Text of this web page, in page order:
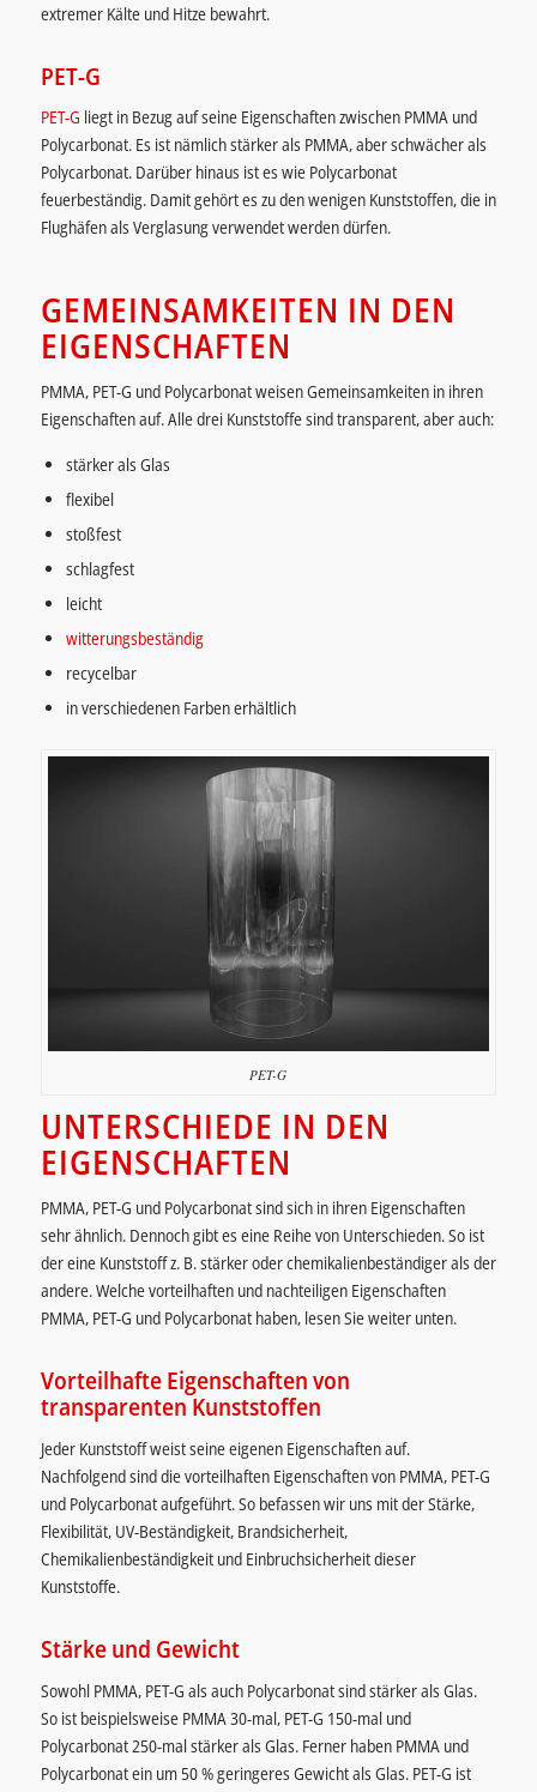
extremer Kälte und Hitze bewahrt.
PET-G
PET-G liegt in Bezug auf seine Eigenschaften zwischen PMMA und
Polycarbonat. Es ist nämlich stärker als PMMA, aber schwächer als
Polycarbonat. Darüber hinaus ist es wie Polycarbonat
feuerbeständig. Damit gehört es zu den wenigen Kunststoffen, die in
Flughäfen als Verglasung verwendet werden dürfen.
GEMEINSAMKEITEN IN DEN
EIGENSCHAFTEN
PMMA, PET-G und Polycarbonat weisen Gemeinsamkeiten in ihren
Eigenschaften auf. Alle drei Kunststoffe sind transparent, aber auch:
stärker als Glas
flexibel
stoßfest
schlagfest
leicht
witterungsbeständig
recycelbar
in verschiedenen Farben erhältlich
PET-G
UNTERSCHIEDE IN DEN
EIGENSCHAFTEN
PMMA, PET-G und Polycarbonat sind sich in ihren Eigenschaften
sehr ähnlich. Dennoch gibt es eine Reihe von Unterschieden. So ist
der eine Kunststoff z. B. stärker oder chemikalienbeständiger als der
andere. Welche vorteilhaften und nachteiligen Eigenschaften
PMMA, PET-G und Polycarbonat haben, lesen Sie weiter unten.
Vorteilhafte Eigenschaften von
transparenten Kunststoffen
Jeder Kunststoff weist seine eigenen Eigenschaften auf.
Nachfolgend sind die vorteilhaften Eigenschaften von PMMA, PET-G
und Polycarbonat aufgeführt. So befassen wir uns mit der Stärke,
Flexibilität, UV-Beständigkeit, Brandsicherheit,
Chemikalienbeständigkeit und Einbruchsicherheit dieser
Kunststoffe.
Stärke und Gewicht
Sowohl PMMA, PET-G als auch Polycarbonat sind stärker als Glas.
So ist beispielsweise PMMA 30-mal, PET-G 150-mal und
Polycarbonat 250-mal stärker als Glas. Ferner haben PMMA und
Polycarbonat ein um 50 % geringeres Gewicht als Glas. PET-G ist